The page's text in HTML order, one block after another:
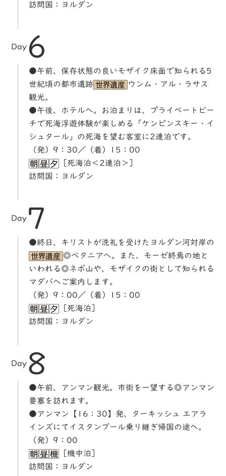
訪問国：ヨルダン
Day 6
●午前、保存状態の良いモザイク床面で知られる5
世紀頃の都市遺跡
ウンム・アル・ラサス
観光。
●午後、ホテルへ。お泊まりは、プライベートビー
チで死海浮遊体験が楽しめる「ケンピンスキー・イ
シュタール」の死海を望む客室に2連泊です。
（発）9：30／（着）15：00
［死海泊＜2連泊＞］
訪問国：ヨルダン
Day 7
●終日、キリストが洗礼を受けたヨルダン河対岸の
◎べタニアへ。また、モーゼ終焉の地と
いわれる◎ネボ山や、モザイクの街として知られる
マダバへご案内します。
（発）9：00／（着）15：00
［死海泊］
訪問国：ヨルダン
Day 8
●午前、アンマン観光。市街を一望する◎アンマン
要塞を訪れます。
●アンマン【16：30】発、ターキッシュ エアラ
インズにてイスタンブール乗り継ぎ帰国の途へ。
（発）9：00
［機中泊］
訪問国：ヨルダン